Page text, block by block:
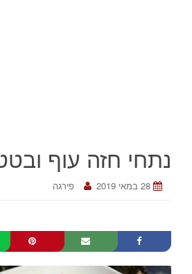
נתחי חזה עוף
28 במאי 2019 פירגה